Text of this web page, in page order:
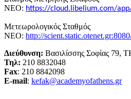
ΝΕΟ: https://cloud.libelium.com/
Μετεωρολογικός Σταθμός
ΝΕΟ: http://
Διεύθυνση: Βασιλίσσης Σοφίας 79,
Τηλ: 210 8832048
Fax: 210 8842098
E-mail: kefak@academyofathens.gr